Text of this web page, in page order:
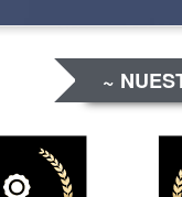
~